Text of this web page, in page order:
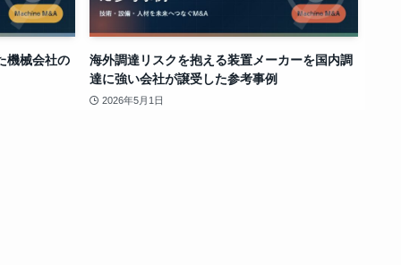
機械会社の
海外調達リスクを抱える装置メーカーを国内調
達に強い会社が譲受した参考事例
2026年5月1日